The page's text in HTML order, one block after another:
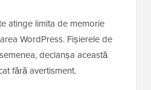
atinge limita de memorie
WordPress. Fișierele de
declanșa această
fără avertisment.